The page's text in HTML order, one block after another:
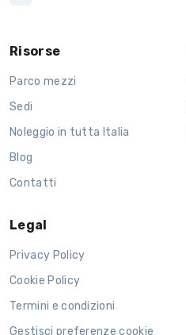
Risorse
Parco mezzi
Sedi
Noleggio in tutta Italia
Blog
Contatti
Legal
Privacy Policy
Cookie Policy
Termini e condizioni
Gestisci preferenze cookie